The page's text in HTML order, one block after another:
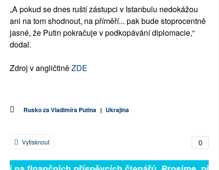
„A pokud se dnes ruští zástupci v Istanbulu nedokážou
ani na tom shodnout, na příměří... pak bude stoprocentně
jasné, že Putin pokračuje v podkopávání diplomacie,“
dodal.
Zdroj v angličtiněZDE
Rusko za Vladimíra Putina | Ukrajina
0
Vytisknout